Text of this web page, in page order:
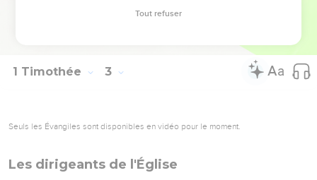
Cependant, elle sera sauvée à travers sa descendance si
1 Timothée 3
Seuls les Évangiles sont disponibles en vidéo pour le moment.
Les dirigeants de l'Église
Tout refuser